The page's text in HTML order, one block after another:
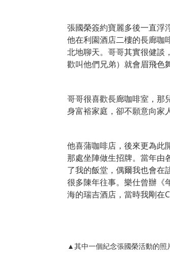
張國榮簽約寶麗多後一直浮
他在利園酒店二樓的長廊咖
北地聊天。哥哥其實很健談
歡叫他們兄弟）就會眉飛色
哥哥很喜歡長廊咖啡室，那
身富裕家庭，卻不願意向家
他喜蒲咖啡店，後來更為此
那處坐陣做生招牌。當年由
了我的飯堂，偶爾我也會在
很多陳年往事。樂仕曾辦《
海的瑞吉酒店，當時我剛在
▲其中一個紀念張國榮活動的照